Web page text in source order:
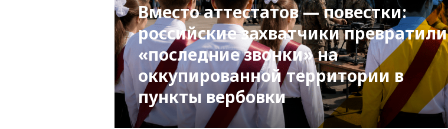
Вместо аттестатов — повестки:
российские захватчики превратили
«последние звонки» на
оккупированной территории в
пункты вербовки